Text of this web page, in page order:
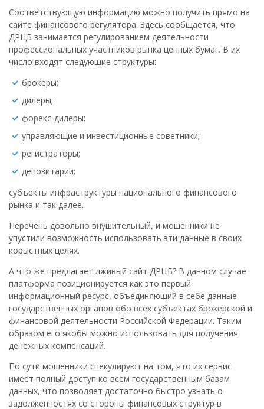
Соответствующую информацию можно получить прямо на
сайте финансового регулятора. Здесь сообщается, что
ДРЦБ занимается регулированием деятельности
профессиональных участников рынка ценных бумаг. В их
число входят следующие структуры:
брокеры;
дилеры;
форекс-дилеры;
управляющие и инвестиционные советники;
регистраторы;
депозитарии;
субъекты инфраструктуры национального финансового
рынка и так далее.
Перечень довольно внушительный, и мошенники не
упустили возможность использовать эти данные в своих
корыстных целях.
А что же предлагает лживый сайт ДРЦБ? В данном случае
платформа позиционируется как это первый
информационный ресурс, объединяющий в себе данные
государственных органов обо всех субъектах брокерской и
финансовой деятельности Российской Федерации. Таким
образом его якобы можно использовать для получения
денежных компенсаций.
По сути мошенники спекулируют на том, что их сервис
имеет полный доступ ко всем государственным базам
данных, что позволяет достаточно быстро узнать о
задолженностях со стороны финансовых структур в